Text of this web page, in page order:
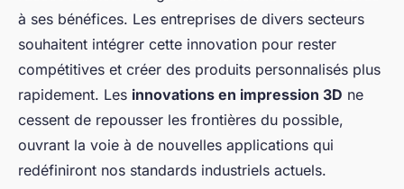
à ses bénéfices. Les entreprises de divers secteurs
souhaitent intégrer cette innovation pour rester
compétitives et créer des produits personnalisés plus
rapidement. Les innovations en impression 3D ne
cessent de repousser les frontières du possible,
ouvrant la voie à de nouvelles applications qui
redéfiniront nos standards industriels actuels.